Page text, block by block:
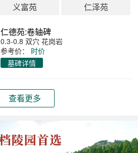
义富苑 仁泽苑
仁德苑:卷轴碑
0.3-0.8 双穴 花岗岩
参考价：
时价
墓碑详情
查看更多